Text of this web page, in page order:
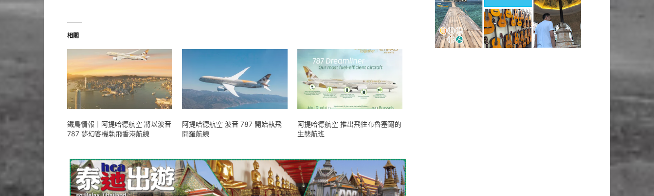
相關
鐵鳥情報｜阿提哈德航空 將以波音
787 夢幻客機執飛香港航線
阿提哈德航空 波音 787 開始執飛
開羅航線
阿提哈德航空 推出飛往布魯塞爾的
生態航班